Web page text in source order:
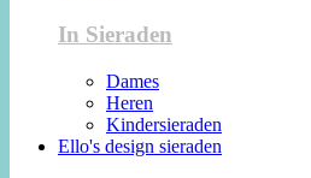
In Sieraden
Dames
Heren
Kindersieraden
Ello's design sieraden